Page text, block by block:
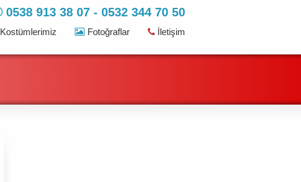
0538 913 38 07 - 0532 344 70 50
Kostümlerimiz Fotoğraflar İletişim